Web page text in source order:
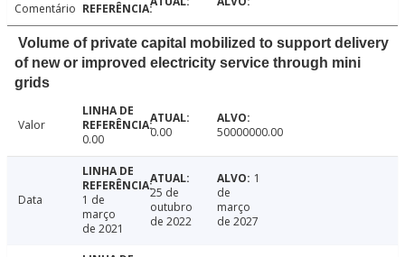
Comentário
Volume of private capital mobilized to support delivery
of new or improved electricity service through mini
grids
Valor
0.00
0.00 50000000.00
Data
1 de
março
de 2021
25 de
outubro
de 2022
1
de
março
de 2027